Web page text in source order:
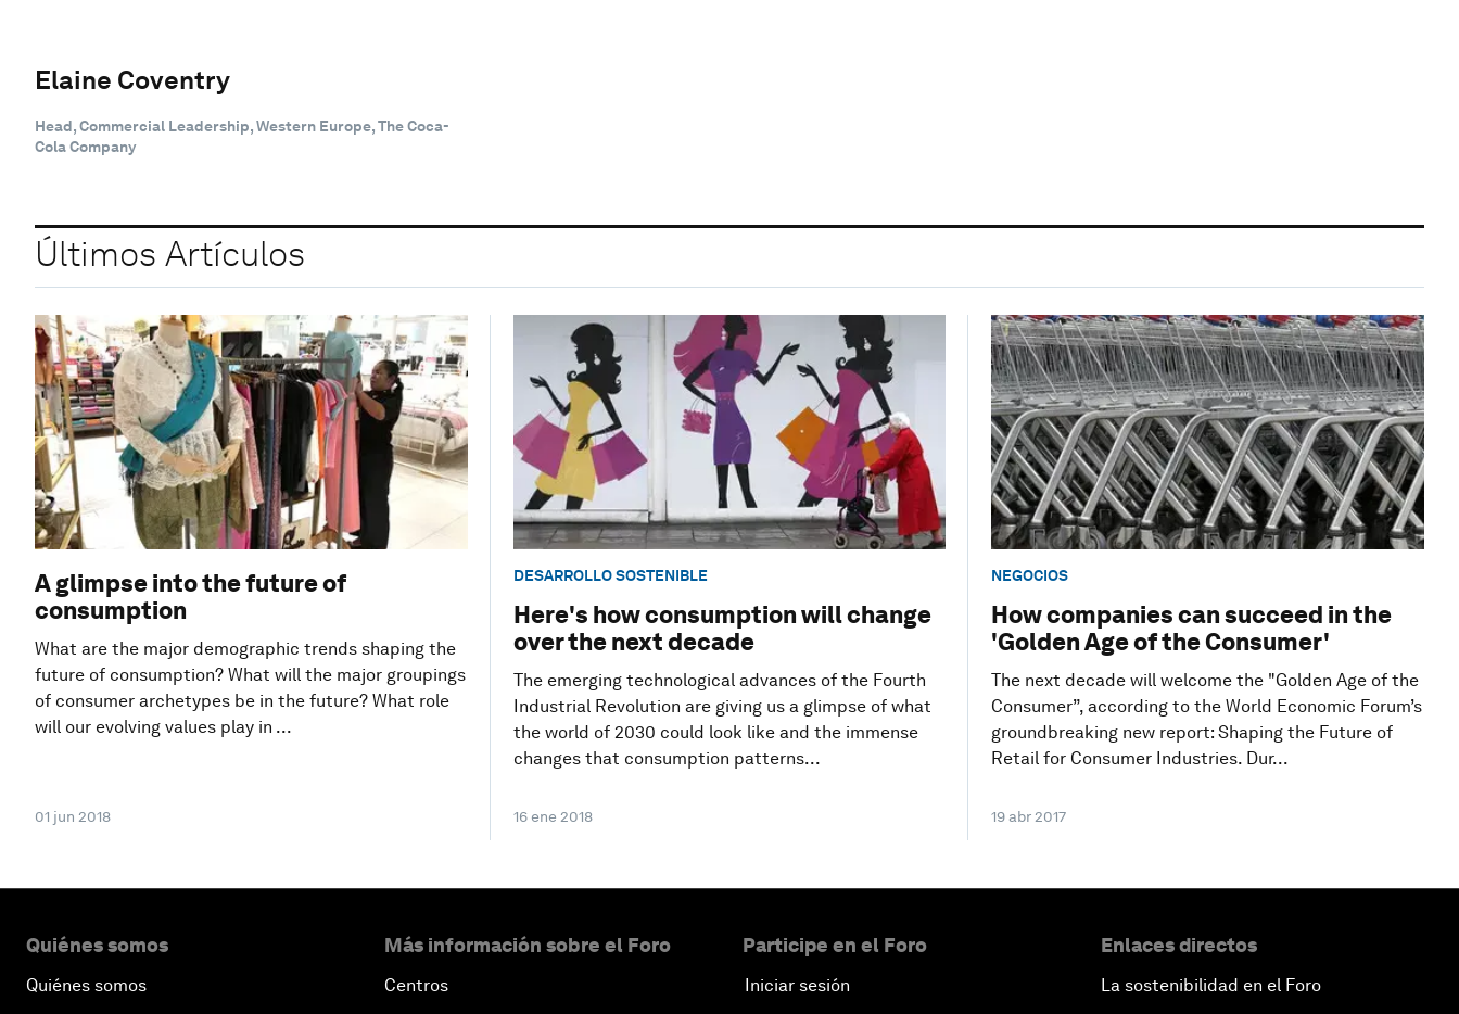
Elaine Coventry
Head, Commercial Leadership, Western Europe, The Coca-
Cola Company
Últimos Artículos
A glimpse into the future of
consumption
What are the major demographic trends shaping the
future of consumption? What will the major groupings
of consumer archetypes be in the future? What role
will our evolving values play in ...
01 jun 2018
DESARROLLO SOSTENIBLE
Here's how consumption will change
over the next decade
The emerging technological advances of the Fourth
Industrial Revolution are giving us a glimpse of what
the world of 2030 could look like and the immense
changes that consumption patterns...
16 ene 2018
NEGOCIOS
How companies can succeed in the
'Golden Age of the Consumer'
The next decade will welcome the "Golden Age of the
Consumer”, according to the World Economic Forum’s
groundbreaking new report: Shaping the Future of
Retail for Consumer Industries. Dur...
19 abr 2017
Quiénes somos
Quiénes somos
Más información sobre el Foro
Centros
Participe en el Foro
Iniciar sesión
Enlaces directos
La sostenibilidad en el Foro